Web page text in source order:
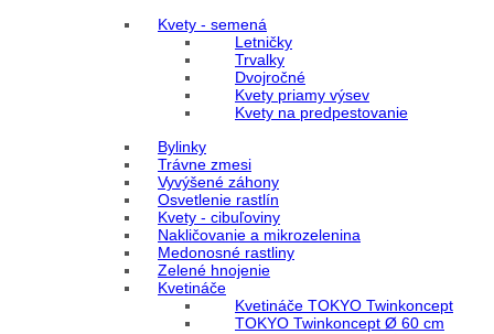
Kvety - semená
Letničky
Trvalky
Dvojročné
Kvety priamy výsev
Kvety na predpestovanie
Bylinky
Trávne zmesi
Vyvýšené záhony
Osvetlenie rastlín
Kvety - cibuľoviny
Nakličovanie a mikrozelenina
Medonosné rastliny
Zelené hnojenie
Kvetináče
Kvetináče TOKYO Twinkoncept
TOKYO Twinkoncept Ø 60 cm